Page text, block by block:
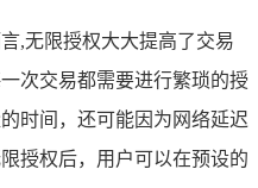
,无限授权大大提高了交易
次交易都需要进行繁琐的授
时间，还可能因为网络延迟
授权后，用户可以在预设的